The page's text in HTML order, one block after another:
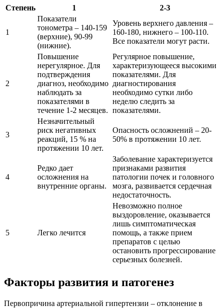
Степень 1 2-3
1
Показатели
тонометра – 140-159
(верхние), 90-99
(нижние).
Уровень верхнего давления –
160-180, нижнего – 100-110.
Все показатели могут расти.
2
Повышение
нерегулярное. Для
подтверждения
диагноз, необходимо
наблюдать за
показателями в
течение 1-2 месяцев.
Регулярное повышение,
характеризующееся высокими
показателями. Для
диагностирования
необходимо сутки либо
неделю следить за
показателями.
3
Незначительный
риск негативных
реакций, 15 % на
протяжении 10 лет.
Опасность осложнений – 20-
50% в протяжении 10 лет.
4
Редко дает
осложнения на
внутренние органы.
Заболевание характеризуется
признаками развития
патологии почек и головного
мозга, развивается сердечная
недостаточность.
5 Легко лечится
Невозможно полное
выздоровление, оказывается
лишь симптоматическая
помощь, а также прием
препаратов с целью
остановить прогрессирование
серьезных болезней.
Факторы развития и патогенез
Первопричина артериальной гипертензии – отклонение в